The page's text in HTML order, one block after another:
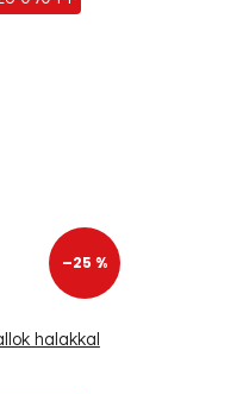
–25 %
halakkal